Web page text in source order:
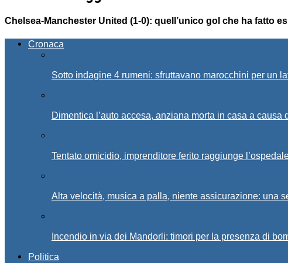
Chelsea-Manchester United (1-0): quell’unico gol che ha fatto
Cronaca
Sotto indagine 4 rumeni: sfruttavano marocchini per un
Dimentica l’auto accesa, anziana morta in casa a causa
Tentato omicidio, imprenditore ferito raggiunge
Alta velocità, musica a palla, niente assicurazione: una
Incendio in via dei Mandorli: timori per la presenza di
Politica